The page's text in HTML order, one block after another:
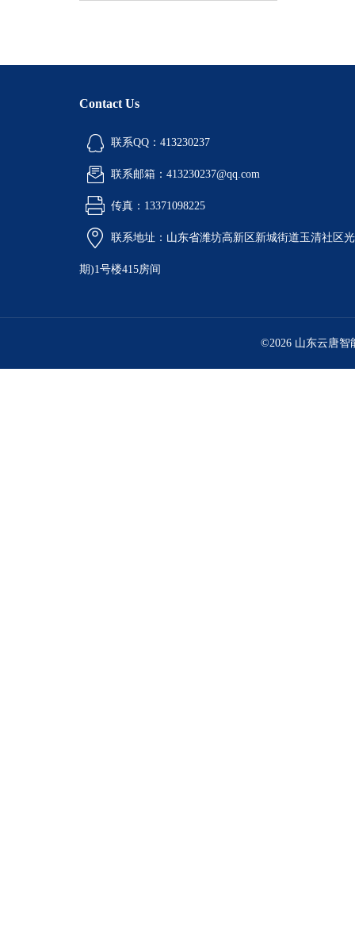
Contact Us
联系QQ：413230237
联系邮箱：413230237@qq.com
传真：13371098225
联系地址：山东省潍坊高新区新城街道玉清社区
期)1号楼415房间
©2026 山东云唐